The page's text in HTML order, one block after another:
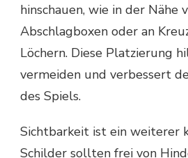
hinschauen, wie in der Nähe
Abschlagboxen oder an
Löchern. Diese Platzierung
vermeiden und verbessert
des Spiels.
Sichtbarkeit ist ein weiterer
Schilder sollten frei von